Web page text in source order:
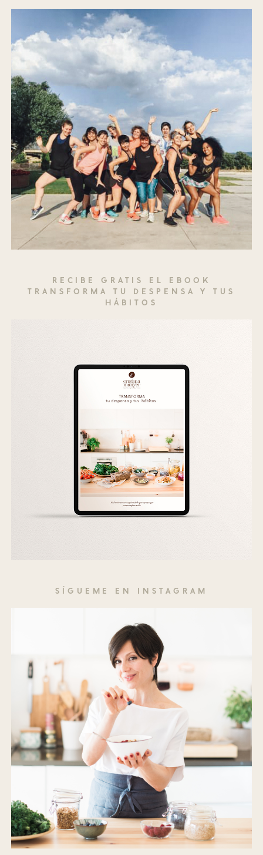
RECIBE GRATIS EL EBOOK
TRANSFORMA TU DESPENSA Y TUS
HÁBITOS
SÍGUEME EN INSTAGRAM